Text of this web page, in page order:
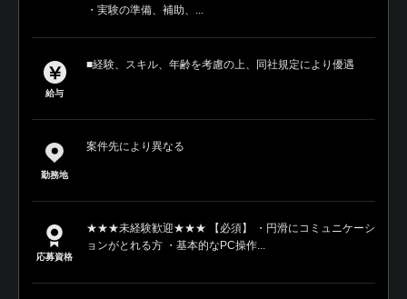
・実験の準備、補助、...
給与
■経験、スキル、年齢を考慮の上、同社規定により優遇
勤務地
案件先により異なる
応募資格
★★★未経験歓迎★★★ 【必須】 ・円滑にコミュニケーシ
ョンがとれる方 ・基本的なPC操作...